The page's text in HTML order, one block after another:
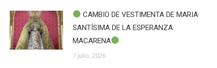
CAMBIO DE VESTIMENTA DE MARIA
SANTÍSIMA DE LA ESPERANZA
MACARENA
7 julio, 2026